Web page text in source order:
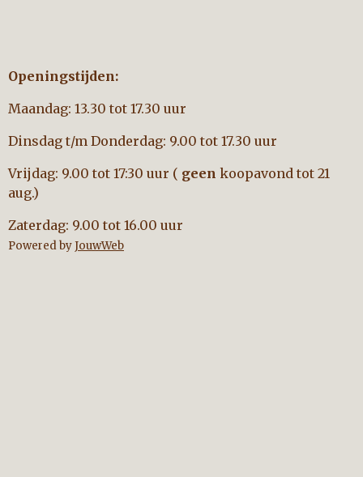
Openingstijden:
Maandag: 13.30 tot 17.30 uur
Dinsdag t/m Donderdag: 9.00 tot 17.30 uur
Vrijdag: 9.00 tot 17:30 uur ( geen koopavond tot 21
aug.)
Zaterdag: 9.00 tot 16.00 uur
Powered byJouwWeb